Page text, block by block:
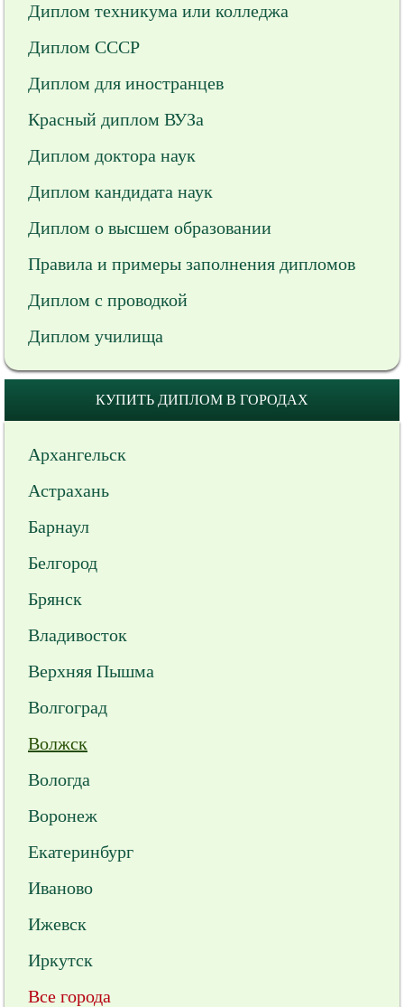
Диплом техникума или колледжа
Диплом СССР
Диплом для иностранцев
Красный диплом ВУЗа
Диплом доктора наук
Диплом кандидата наук
Диплом о высшем образовании
Правила и примеры заполнения дипломов
Диплом с проводкой
Диплом училища
КУПИТЬ ДИПЛОМ В ГОРОДАХ
Архангельск
Астрахань
Барнаул
Белгород
Брянск
Владивосток
Верхняя Пышма
Волгоград
Волжск
Вологда
Воронеж
Екатеринбург
Иваново
Ижевск
Иркутск
Все города